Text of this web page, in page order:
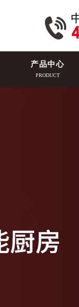
产品中心
PRODUCT